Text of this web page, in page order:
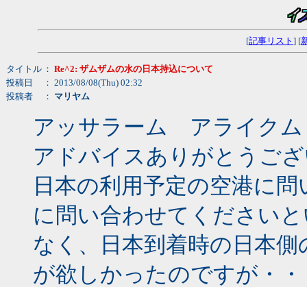
[記事リスト ] [
タイトル ： Re^2: ザムザムの水の日本持込について
投稿日
： 2013/08/08(Thu) 02:32
投稿者
： マリヤム
アッサラーム アライクム
アドバイスありがとうご
日本の利用予定の空港に
に問い合わせてください
なく、日本到着時の日本
が欲しかったのですが・